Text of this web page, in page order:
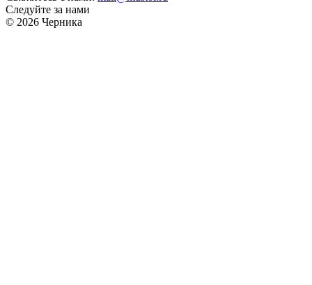
Следуйте за нами
© 2026 Черника